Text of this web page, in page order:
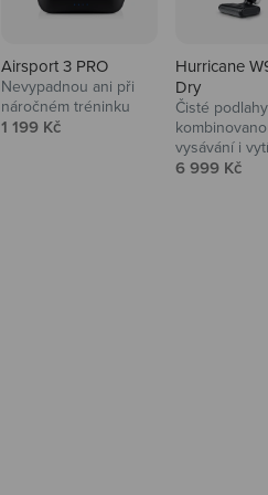
Airsport 3 PRO
Nevypadnou ani při
náročném tréninku
Prodejní cena
1 199 Kč
Hurricane
Dry
Čisté
vysávání i
Prodejní cena
6 999 Kč